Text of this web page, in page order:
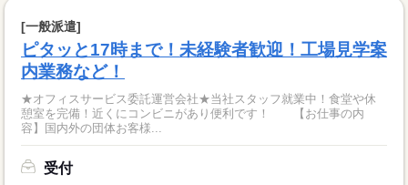
[一般派遣]
ピタッと17時まで！未経験者歓迎！工場見学案
内業務など！
★オフィスサービス委託運営会社★当社スタッフ就業中！食堂や休
憩室を完備！近くにコンビニがあり便利です！ 【お仕事の内
容】国内外の団体お客様...
受付